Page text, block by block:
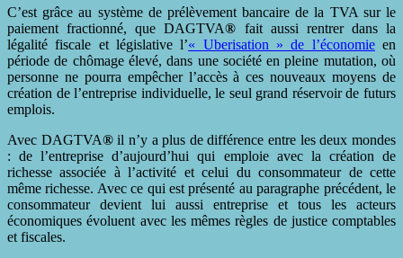
C’est grâce au système de prélèvement bancaire de la TVA sur le
paiement fractionné, que DAGTVA® fait aussi rentrer dans la
légalité fiscale et législative l’« Uberisation » de l’économieen
période de chômage élevé, dans une société en pleine mutation, où
personne ne pourra empêcher l’accès à ces nouveaux moyens de
création de l’entreprise individuelle, le seul grand réservoir de futurs
emplois.
Avec DAGTVA®il n’y a plus de différence entre les deux mondes
: de l’entreprise d’aujourd’hui qui emploie avec la création de
richesse associée à l’activité et celui du consommateur de cette
même richesse. Avec ce qui est présenté au paragraphe précédent, le
consommateur devient lui aussi entreprise et tous les acteurs
économiques évoluent avec les mêmes règles de justice comptables
et fiscales.